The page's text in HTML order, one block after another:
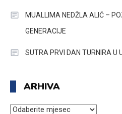
MUALLIMA NEDŽLA ALIĆ –
GENERACIJE
SUTRA PRVI DAN TURNIRA U
ARHIVA
ARHIVA